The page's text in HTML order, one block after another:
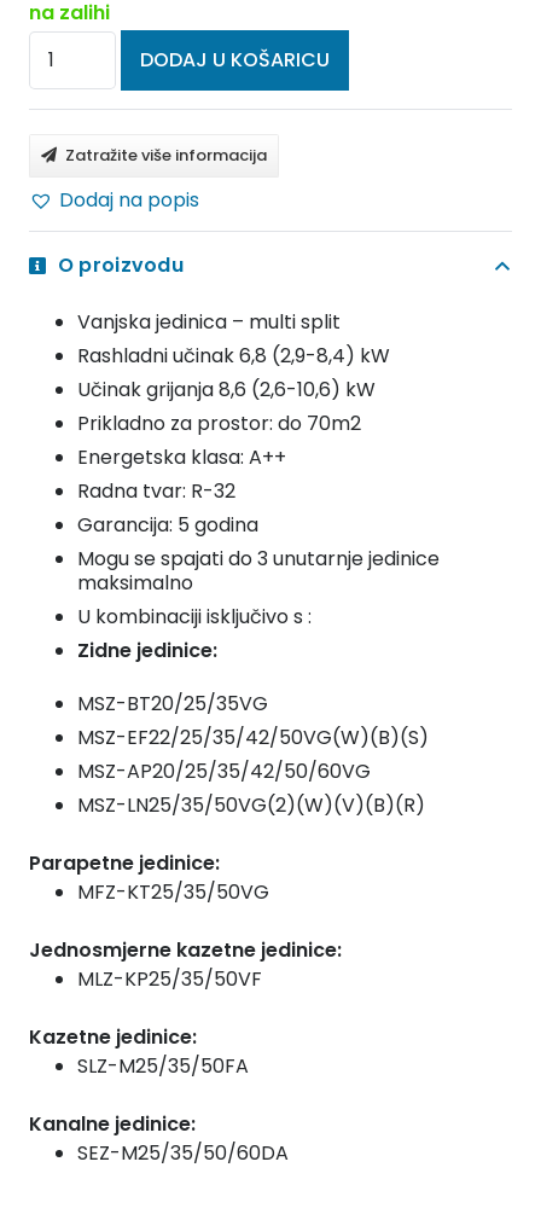
na zalihi
MITSUBISHI
ELECTRIC
KLIMA
UREĐAJ
VANJSKA
MXZ-
3F68VF
količina
DODAJ U KOŠARICU
Zatražite više informacija
Dodaj na popis
O proizvodu
Vanjska jedinica – multi split
Rashladni učinak 6,8 (2,9-8,4) kW
Učinak grijanja 8,6 (2,6-10,6) kW
Prikladno za prostor: do 70m2
Energetska klasa: A++
Radna tvar: R-32
Garancija: 5 godina
Mogu se spajati do 3 unutarnje jedinice
maksimalno
U kombinaciji isključivo s :
Zidne jedinice:
MSZ-BT20/25/35VG
MSZ-EF22/25/35/42/50VG(W)(B)(S)
MSZ-AP20/25/35/42/50/60VG
MSZ-LN25/35/50VG(2)(W)(V)(B)(R)
Parapetne jedinice:
MFZ-KT25/35/50VG
Jednosmjerne kazetne jedinice:
MLZ-KP25/35/50VF
Kazetne jedinice:
SLZ-M25/35/50FA
Kanalne jedinice:
SEZ-M25/35/50/60DA